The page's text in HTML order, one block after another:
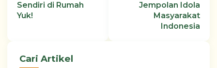
Sendiri di Rumah
Yuk!
Jempolan Idola
Masyarakat
Indonesia
Cari Artikel